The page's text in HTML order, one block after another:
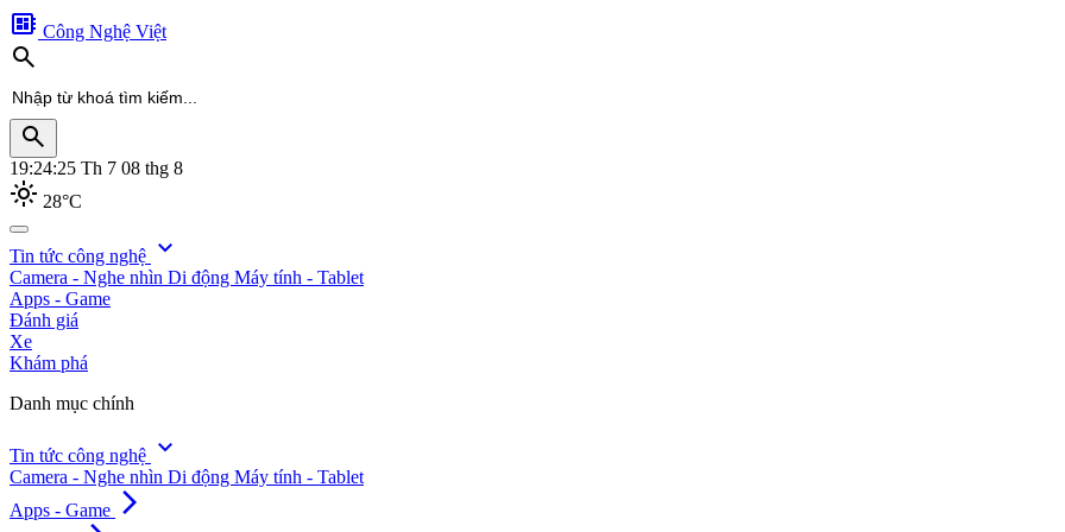
developer_board Công Nghệ Việt
search
search
19:24:28 Th 7 08 thg 8
light_mode 28°C
search
Tin tức công nghệ expand_more
Camera - Nghe nhìn Di động Máy tính - Tablet
Apps - Game
Đánh giá
Xe
Khám phá
Danh mục chính
Tin tức công nghệ expand_more
Camera - Nghe nhìn Di động Máy tính - Tablet
Apps - Game arrow_forward_ios